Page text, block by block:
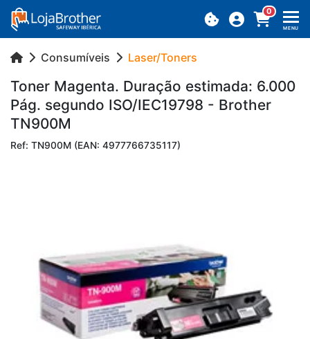
0
MENU
Consumíveis Laser/Toners
Toner Ma­genta. Du­ração es­ti­mada: 6.000
Pág. se­gundo ISO/IEC19798 - Brother
TN900M
Ref: TN900M (EAN: 4977766735117)
Previous